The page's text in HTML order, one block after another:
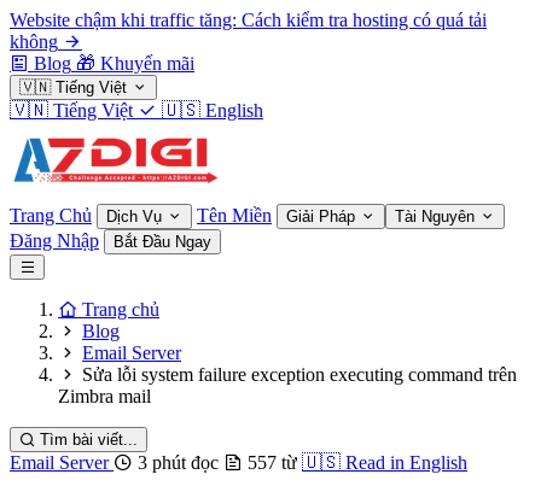
Website chậm khi traffic tăng: Cách kiểm tra hosting có quá tải
không
Blog 🎁 Khuyến mãi
🇻🇳 Tiếng Việt
🇻🇳 Tiếng Việt 🇺🇸 English
Trang Chủ Dịch Vụ Tên Miền Giải Pháp Tài Nguyên
Đăng Nhập Bắt Đầu Ngay
Trang chủ
Blog
Email Server
Sửa lỗi system failure exception executing command trên
Zimbra mail
Tìm bài viết...
Email Server 3 phút đọc 557 từ 🇺🇸 Read in English